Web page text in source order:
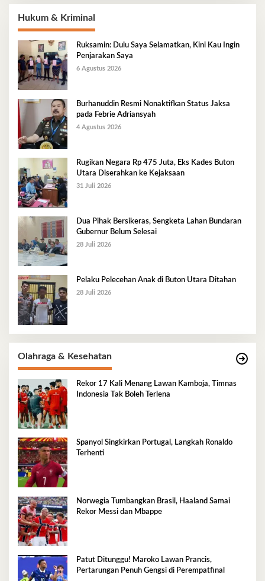
Hukum & Kriminal
Ruksamin: Dulu Saya Selamatkan, Kini Kau Ingin
Penjarakan Saya
6 Agustus 2026
Burhanuddin Resmi Nonaktifkan Status Jaksa
pada Febrie Adriansyah
4 Agustus 2026
Rugikan Negara Rp 475 Juta, Eks Kades Buton
Utara Diserahkan ke Kejaksaan
31 Juli 2026
Dua Pihak Bersikeras, Sengketa Lahan Bundaran
Gubernur Belum Selesai
28 Juli 2026
Pelaku Pelecehan Anak di Buton Utara Ditahan
28 Juli 2026
Olahraga & Kesehatan
Rekor 17 Kali Menang Lawan Kamboja, Timnas
Indonesia Tak Boleh Terlena
Spanyol Singkirkan Portugal, Langkah Ronaldo
Terhenti
Norwegia Tumbangkan Brasil, Haaland Samai
Rekor Messi dan Mbappe
Patut Ditunggu! Maroko Lawan Prancis,
Pertarungan Penuh Gengsi di Perempatfinal